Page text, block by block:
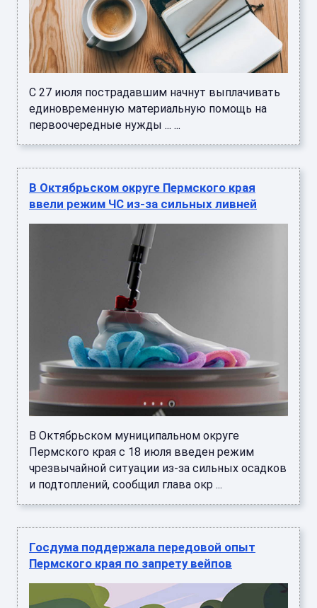
С 27 июля пострадавшим начнут выплачивать
единовременную материальную помощь на
первоочередные нужды ... ...
В Октябрьском округе Пермского края
ввели режим ЧС из-за сильных ливней
В Октябрьском муниципальном округе
Пермского края с 18 июля введен режим
чрезвычайной ситуации из-за сильных осадков
и подтоплений, сообщил глава окр ...
Госдума поддержала передовой опыт
Пермского края по запрету вейпов